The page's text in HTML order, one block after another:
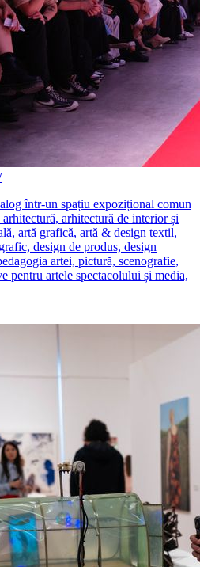
într-un spațiu expozițional comun
arhitectură de interior și
artă grafică, artă & design textil,
design de produs, design
artei, pictură, scenografie,
pentru artele spectacolului și media,